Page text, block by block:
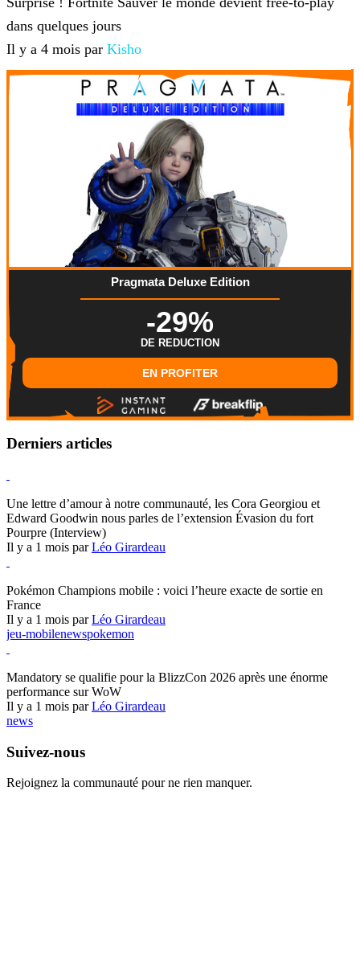
dans quelques jours
Il y a 4 mois par Kisho
Pragmata Deluxe Edition
-29%
DE REDUCTION
EN PROFITER
Derniers articles
Une lettre d’amour à notre communauté, les Cora Georgiou et
Edward Goodwin nous parles de l’extension Évasion du fort
Pourpre (Interview)
Il y a 1 mois parLéo Girardeau
Pokémon Champions mobile : voici l’heure exacte de sortie en
France
Il y a 1 mois parLéo Girardeau
jeu-mobilenewspokemon
Mandatory se qualifie pour la BlizzCon 2026 après une énorme
performance sur WoW
Il y a 1 mois parLéo Girardeau
news
Suivez-nous
Rejoignez la communauté pour ne rien manquer.